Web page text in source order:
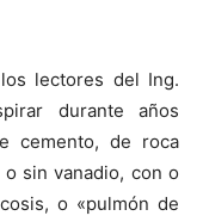
lectores del Ing.
durante años
cemento, de roca
sin vanadio, con o
o «pulmón de